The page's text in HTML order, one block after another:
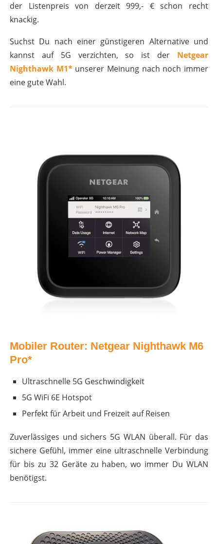
der Listenpreis von derzeit 999,- € schon recht
knackig.
Suchst Du nach einer günstigeren Alternative und
kannst auf 5G verzichten, so ist der Netgear
Nighthawk M1*unserer Meinung nach noch immer
eine gute Wahl.
Mobiler Router: Netgear Nighthawk M6
Pro*
Ultraschnelle 5G Geschwindigkeit
5G WiFi 6E Hotspot
Perfekt für Arbeit und Freizeit auf Reisen
Zuverlässiges und sichers 5G WLAN überall. Für das
sichere Gefühl, immer eine ultraschnelle Verbindung
für bis zu 32 Geräte zu haben, wo immer Du WLAN
benötigst.